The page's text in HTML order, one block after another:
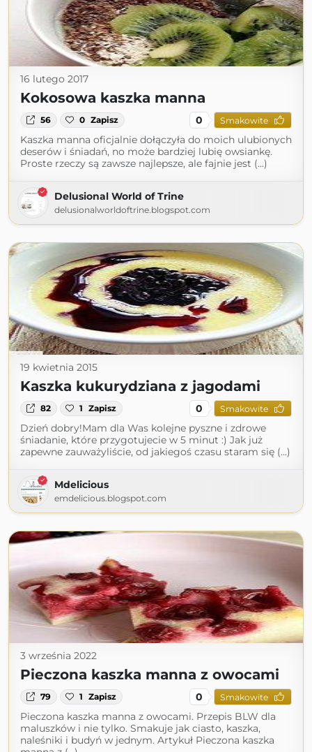
16 lutego 2017
Kokosowa kaszka manna
56 0 Zapisz 0 Smakowite
Kaszka manna oficjalnie dołączyła do moich ulubionych
deserów i śniadań, no może bardziej lubię owsiankę.
Proste rzeczy są zawsze najlepsze, ale fajnie jest (...)
Delusional World of Trine
delusionalworldoftrine.blogspot.com
19 kwietnia 2015
Kaszka kukurydziana z jagodami
82 1 Zapisz 0 Smakowite
Dzień dobry!Mam dla Was kolejne pyszne i zdrowe
śniadanie, które przygotujecie w 5 minut :) Jak już
zapewne zauważyliście, od jakiegoś czasu staram się (...)
Mdelicious
emdelicious.blogspot.com
3 września 2022
Pieczona kaszka manna z owocami
79 1 Zapisz 0 Smakowite
Pieczona kaszka manna z owocami. Przepis BLW dla
maluszków i nie tylko. Smakuje jak ciasto, kaszka,
naleśniki i budyń w jednym. Artykuł Pieczona kaszka